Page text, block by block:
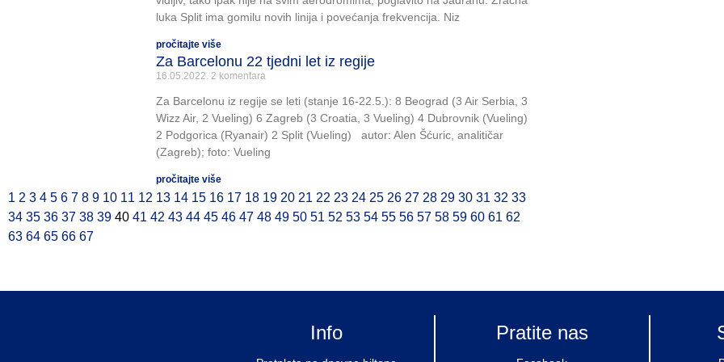
luka Split ima gomilu novih linija i povećanja frekvencija. Niz
pročitajte više
Za Barcelonu 22 tjedni let iz regije
16.05.2022. 2 komentara
Za Barcelonu iz regije se leti (stanje 16-22.5.): 8 Beograd (3 Air Serbia, 3
Wizz Air, 2 Vueling) 6 Zagreb (3 Croatia, 3 Vueling) 4 Dubrovnik (Vueling)
2 Podgorica (Ryanair) 2 Split (Vueling) autor: Alen Šćuric, analitičar
(Zagreb); foto: Vueling
pročitajte više
1 2 3 4 5 6 7 8 9 10 11 12 13 14 15 16 17 18 19 20 21 22 23 24 25 26 27 28 29 30 31 32 33
34 35 36 37 38 39 40 41 42 43 44 45 46 47 48 49 50 51 52 53 54 55 56 57 58 59 60 61 62
63 64 65 66 67
Info Pratite nas